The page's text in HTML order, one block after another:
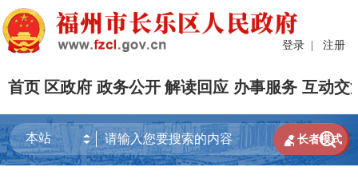
登录 | 注册
首页 区政府 政务公开 解读回应 办事服务 互动交

 长者模式